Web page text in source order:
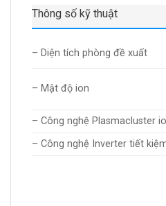
Thông số kỹ thuật
– Diện tích phòng đề xuất
– Mật độ ion
– Công nghệ Plasmacluster
– Công nghệ Inverter tiết